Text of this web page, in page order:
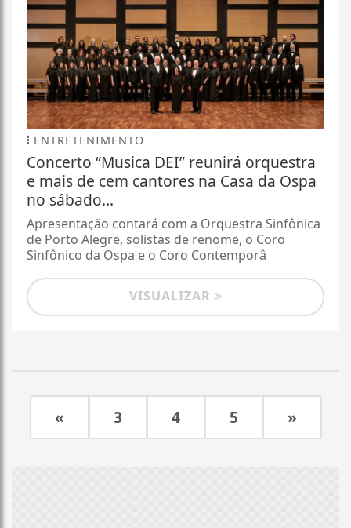
ENTRETENIMENTO
Concerto “Musica DEI” reunirá orquestra
e mais de cem cantores na Casa da Ospa
no sábado...
Apresentação contará com a Orquestra Sinfônica
de Porto Alegre, solistas de renome, o Coro
Sinfônico da Ospa e o Coro Contemporâ
VISUALIZAR
« 3 4 5 »